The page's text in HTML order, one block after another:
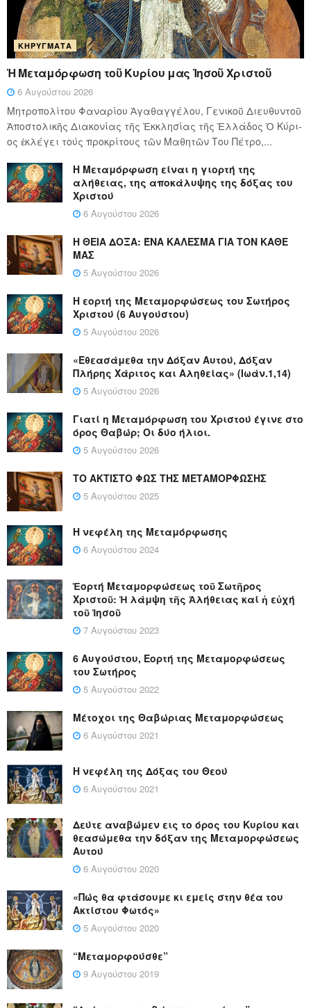
ΚΗΡΎΓΜΑΤΑ
Ἡ Μεταμόρφωση τοῦ Κυρίου μας Ἰησοῦ Χριστοῦ
6 Αυγούστου 2026
Μητροπολίτου Φαναρίου Ἀγαθαγγέλου, Γενικοῦ Διευθυντοῦ
Ἀποστολικῆς Διακονίας τῆς Ἐκκλησίας τῆς Ἑλλάδος Ὁ Κύ­ρι­
ος ἐκλέγει τούς προ­κρί­τους τῶν Μα­θη­τῶν Του Πέ­τρο,...
Η Μεταμόρφωση είναι η γιορτή της
αλήθειας, της αποκάλυψης της δόξας του
Χριστού
6 Αυγούστου 2026
Η ΘΕΙΑ ΔΟΞΑ: ΈΝΑ ΚΑΛΕΣΜΑ ΓΙΑ ΤΟΝ ΚΑΘΕ
ΜΑΣ
5 Αυγούστου 2026
Η εορτή της Μεταμορφώσεως του Σωτήρος
Χριστού (6 Αυγούστου)
5 Αυγούστου 2026
«Εθεασάμεθα την Δόξαν Αυτού, Δόξαν
Πλήρης Χάριτος και Αληθείας» (Ιωάν.1,14)
5 Αυγούστου 2026
Γιατί η Μεταμόρφωση του Χριστού έγινε στο
όρος Θαβώρ; Οι δύο ήλιοι.
5 Αυγούστου 2026
ΤΟ ΑΚΤΙΣΤΟ ΦΩΣ ΤΗΣ ΜΕΤΑΜΟΡΦΩΣΗΣ
5 Αυγούστου 2025
Η νεφέλη της Μεταμόρφωσης
6 Αυγούστου 2024
Ἑορτή Μεταμορφώσεως τοῦ Σωτῆρος
Χριστοῦ: Ἡ λάμψη τῆς Ἀλήθειας καί ἡ εὐχή
τοῦ Ἰησοῦ
7 Αυγούστου 2023
6 Αυγούστου, Εορτή της Μεταμορφώσεως
του Σωτήρος
5 Αυγούστου 2022
Μέτοχοι της Θαβώριας Μεταμορφώσεως
6 Αυγούστου 2021
Η νεφέλη της Δόξας του Θεού
6 Αυγούστου 2021
Δεύτε αναβώμεν εις το όρος του Κυρίου και
θεασώμεθα την δόξαν της Μεταμορφώσεως
Αυτού
6 Αυγούστου 2020
«Πώς θα φτάσουμε κι εμείς στην θέα του
Ακτίστου Φωτός»
5 Αυγούστου 2020
“Μεταμορφούσθε”
9 Αυγούστου 2019